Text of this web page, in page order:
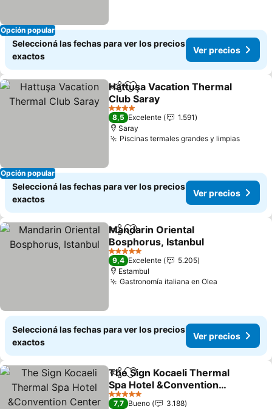
Opción popular
Seleccioná las fechas para ver los precios
exactos
Ver precios
Opción popular
CompartirAñadir a favoritos
Hattuşa Vacation Thermal
Club Saray
4 Estrellas
8,5 Excelente
1.591
Saray
Piscinas termales grandes y limpias
Seleccioná las fechas para ver los precios
exactos
Ver precios
CompartirAñadir a favoritos
Mandarin Oriental
Bosphorus, Istanbul
5 Estrellas
9,4 Excelente
5.205
Estambul
Gastronomía italiana en Olea
Seleccioná las fechas para ver los precios
exactos
Ver precios
CompartirAñadir a favoritos
The Sign Kocaeli Thermal
Spa Hotel &Convention
Center
5 Estrellas
7,7 Bueno
3.188